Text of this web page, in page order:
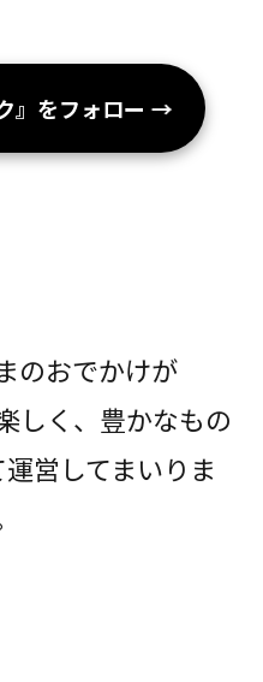
』をフォロー →
のおでかけが
しく、豊かなもの
営してまいりま